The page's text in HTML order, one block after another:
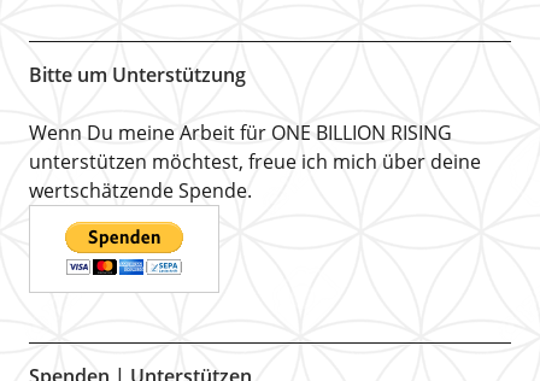
Bitte um Unterstützung
Wenn Du meine Arbeit für ONE BILLION RISING
unterstützen möchtest, freue ich mich über deine
wertschätzende Spende.